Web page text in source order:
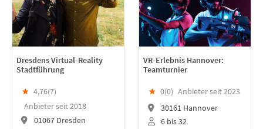
Dresdens Virtual-Reality
Stadtführung
★ 4,76(7)
Anbieter seit 2018
01067 Dresden
VR-Erlebnis Hannover:
Teamturnier
★ 0(0) Anbieter seit 2023
30161 Hannover
6 bis 32